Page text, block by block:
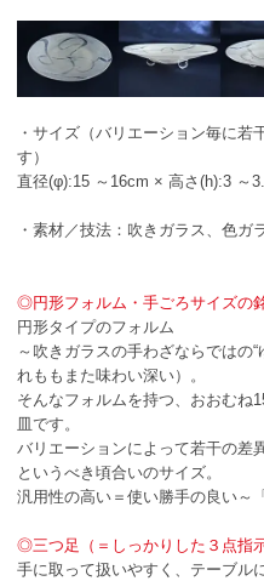
・サイズ（バリエーション毎に若
す）
直径(φ):15 ～16cm × 高さ(h):3 ～
・素材／技法：吹きガラス、色ガ
◎円形フォルム・手ごろサイズの
円形タイプのフォルム
～吹きガラスの手わざならではの
れももまた味わい深い）。
そんなフォルムを持つ、おおむね
皿です。
バリエーションによって若干の差
というべき頃合いのサイズ。
汎用性の高い＝使い勝手の良い～
◎三つ足（＝しっかりした３点指
手に取って扱いやすく、テーブル